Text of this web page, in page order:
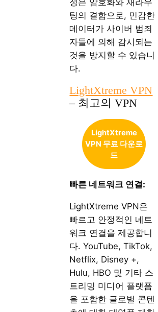
정은 암호화와 재라우
팅의 결합으로, 민감한
데이터가 사이버 범죄
자들에 의해 감시되는
것을 방지할 수 있습니
다.
LightXtreme VPN
– 최고의 VPN
LightXtreme
VPN 무료 다운로
드
빠른 네트워크 연결:
LightXtreme VPN은
빠르고 안정적인 네트
워크 연결을 제공합니
다. YouTube, TikTok,
Netflix, Disney +,
Hulu, HBO 및 기타 스
트리밍 미디어 플랫폼
을 포함한 글로벌 콘텐